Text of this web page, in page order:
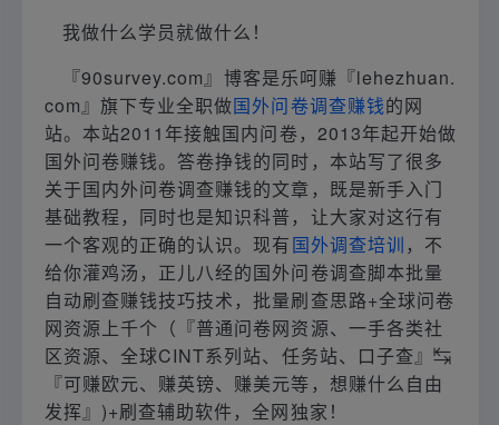
我做什么学员就做什么！
『90survey.com』博客是乐呵赚『lehezhuan.
com』旗下专业全职做国外问卷调查赚钱的网
站。本站2011年接触国内问卷，2013年起开始做
国外问卷赚钱。答卷挣钱的同时，本站写了很多
关于国内外问卷调查赚钱的文章，既是新手入门
基础教程，同时也是知识科普，让大家对这行有
一个客观的正确的认识。现有国外调查培训 ，不
给你灌鸡汤，正儿八经的国外问卷调查脚本批量
自动刷查赚钱技巧技术，批量刷查思路+全球问卷
网资源上千个（『普通问卷网资源、一手各类社
区资源、全球CINT系列站、任务站、口子查』↹
『可赚欧元、赚英镑、赚美元等，想赚什么自由
发挥』)+刷查辅助软件，全网独家！